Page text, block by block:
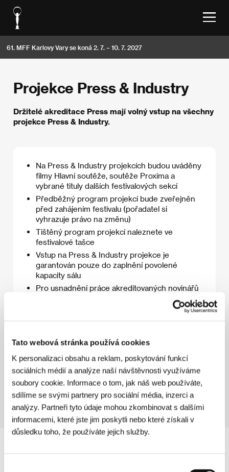
Tato webová stránka používá cookies
K personalizaci obsahu a reklam, poskytování funkcí
sociálních médií a analýze naší návštěvnosti využíváme
soubory cookie. Informace o tom, jak náš web používáte,
sdílíme se svými partnery pro sociální média, inzerci a
analýzy. Partneři tyto údaje mohou zkombinovat s dalšími
informacemi, které jste jim poskytli nebo které získali v
důsledku toho, že používáte jejich služby.
61. MFF Karlovy Vary se koná 2. 7. – 10. 7. 2027
Projekce Press & Industry
Držitelé akreditace Press mají volný vstup na všechny
projekce Press & Industry.
Na Press & Industry projekcích budou uváděny
filmy Hlavní soutěže, soutěže Proxima a
vybrané tituly dalších festivalových sekcí
Předběžný program projekcí bude zveřejněn
před zahájením festivalu (pořadatel si
vyhrazuje právo na změnu)
Tištěný program projekcí naleznete ve
festivalové tašce
Vstup na Press & Industry projekce je
garantován pouze do zaplnění povolené
kapacity sálu
Pro usnadnění práce akreditovaných novinářů
11. 7. 2026